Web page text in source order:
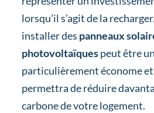
lorsqu’il s’agit de la
installer des panneaux
photovoltaïquespeut être
particulièrement économe
permettra de réduire
carbone de votre logement.